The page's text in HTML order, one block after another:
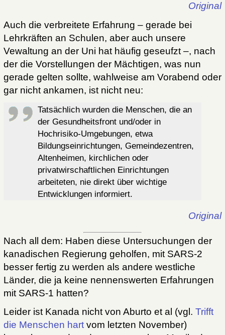
Original
Auch die verbreitete Erfahrung – gerade bei
Lehrkräften an Schulen, aber auch unsere
Vewaltung an der Uni hat häufig geseufzt –, nach
der die Vorstellungen der Mächtigen, was nun
gerade gelten sollte, wahlweise am Vorabend oder
gar nicht ankamen, ist nicht neu:
Tatsächlich wurden die Menschen, die an
der Gesundheitsfront und/oder in
Hochrisiko-Umgebungen, etwa
Bildungseinrichtungen, Gemeindezentren,
Altenheimen, kirchlichen oder
privatwirschaftlichen Einrichtungen
arbeiteten, nie direkt über wichtige
Entwicklungen informiert.
Original
Nach all dem: Haben diese Untersuchungen der
kanadischen Regierung geholfen, mit SARS-2
besser fertig zu werden als andere westliche
Länder, die ja keine nennenswerten Erfahrungen
mit SARS-1 hatten?
Leider ist Kanada nicht von Aburto et al (vgl. Trifft
die Menschen hartvom letzten November)